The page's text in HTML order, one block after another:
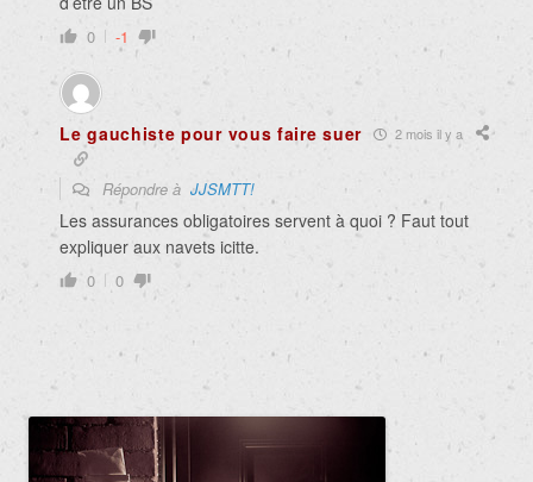
0 -1
Le gauchiste pour vous faire suer 2 mois il y a
Répondre à JJSMTT!
Les assurances obligatoires servent à quoi ? Faut tout
expliquer aux navets icitte.
0 0